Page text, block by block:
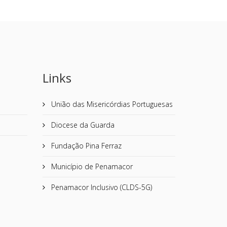
Links
União das Misericórdias Portuguesas
Diocese da Guarda
Fundação Pina Ferraz
Município de Penamacor
Penamacor Inclusivo (CLDS-5G)